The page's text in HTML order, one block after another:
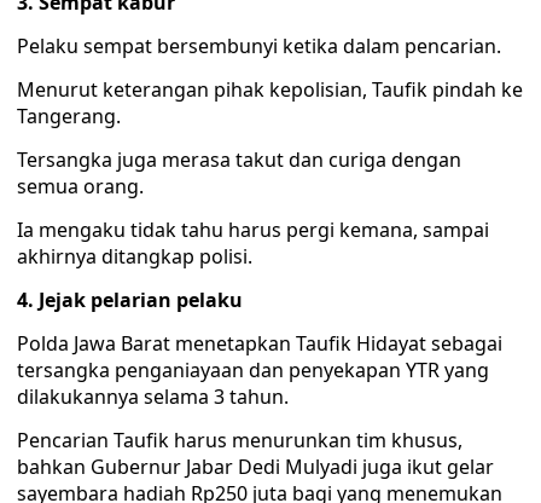
Pelaku sempat bersembunyi ketika dalam pencarian.
Menurut keterangan pihak kepolisian, Taufik pindah ke
Tangerang.
Tersangka juga merasa takut dan curiga dengan
semua orang.
Ia mengaku tidak tahu harus pergi kemana, sampai
akhirnya ditangkap polisi.
4. Jejak pelarian pelaku
Polda Jawa Barat menetapkan Taufik Hidayat sebagai
tersangka penganiayaan dan penyekapan YTR yang
dilakukannya selama 3 tahun.
Pencarian Taufik harus menurunkan tim khusus,
bahkan Gubernur Jabar Dedi Mulyadi juga ikut gelar
sayembara hadiah Rp250 juta bagi yang menemukan